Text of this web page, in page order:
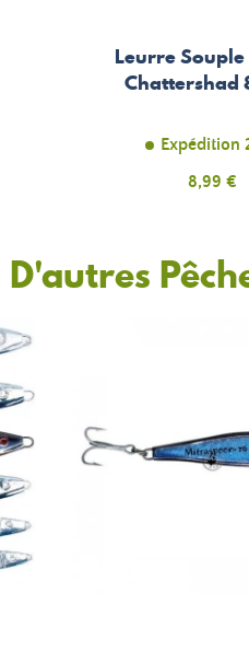
Leurre
Chattershad
Expédition
Prix
8,99 €
D'autres